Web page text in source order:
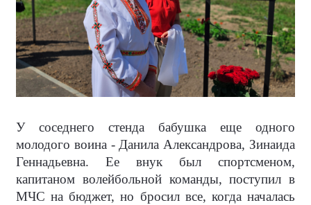
У соседнего стенда бабушка еще одного
молодого воина - Данила Александрова, Зинаида
Геннадьевна. Ее внук был спортсменом,
капитаном волейбольной команды, поступил в
МЧС на бюджет, но бросил все, когда началась